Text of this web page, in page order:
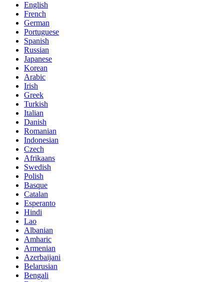
English
French
German
Portuguese
Spanish
Russian
Japanese
Korean
Arabic
Irish
Greek
Turkish
Italian
Danish
Romanian
Indonesian
Czech
Afrikaans
Swedish
Polish
Basque
Catalan
Esperanto
Hindi
Lao
Albanian
Amharic
Armenian
Azerbaijani
Belarusian
Bengali